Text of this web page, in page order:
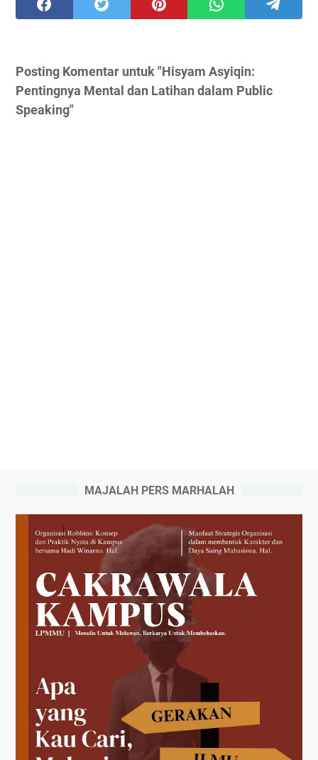
Posting Komentar untuk "Hisyam Asyiqin:
Pentingnya Mental dan Latihan dalam Public
Speaking"
MAJALAH PERS MARHALAH